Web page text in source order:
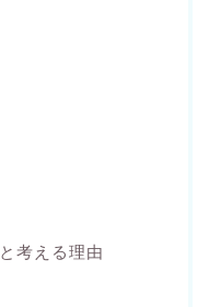
考える理由